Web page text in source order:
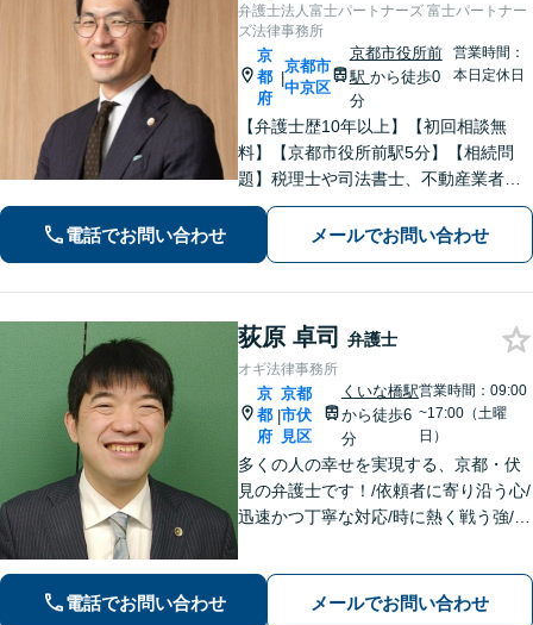
弁護士法人富士パートナーズ 富士パートナー
ズ法律事務所
京
都
府
|
京都市
中京区
京都市役所前
駅 から徒歩0
分
営業時間：
本日定休日
【弁護士歴10年以上】【初回相談無
料】【京都市役所前駅5分】【相続問
題】税理士や司法書士、不動産業者な
どとスムーズに連携し、解決へと導き
ます。遺産分割協議・調停・審判など
【債権回収】催促の電話から民事調
電話でお問い合わせ メールでお問い合わせ
荻原 卓司 弁護士
オギ法律事務所
京
都
府
|
京都
市伏
見区
くいな橋駅
から徒歩6
分
営業時間：09:00
~17:00（土曜
日）
多くの人の幸せを実現する、京都・伏
見の弁護士です！/依頼者に寄り沿う心/
迅速かつ丁寧な対応/時に熱く戦う強/解
電話でお問い合わせ メールでお問い合わせ